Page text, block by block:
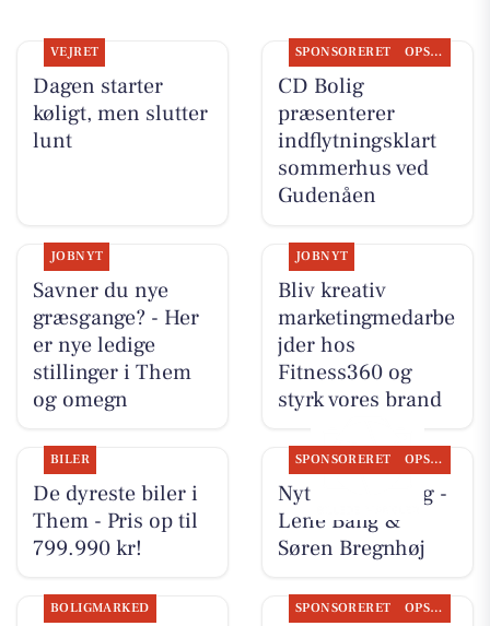
VEJRET
Dagen starter
køligt, men slutter
lunt
SPONSORERET OPSLAGSTAVLEN
CD Bolig
præsenterer
indflytningsklart
sommerhus ved
Gudenåen
JOBNYT
Savner du nye
græsgange? - Her
er nye ledige
stillinger i Them
og omegn
JOBNYT
Bliv kreativ
marketingmedarbe
jder hos
Fitness360 og
styrk vores brand
BILER
De dyreste biler i
Them - Pris op til
799.990 kr!
SPONSORERET OPSLAGSTAVLEN
Nyt fra CD Bolig -
Lene Bang &
Søren Bregnhøj
BOLIGMARKED SPONSORERET OPSLAGSTAVLEN